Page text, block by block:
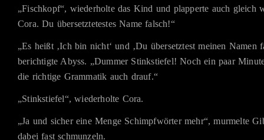
„Fischkopf“, wiederholte das Kind und plapperte auch gleich
Cora. Du übersetztetestes Name falsch!“
„Es heißt ‚Ich bin nicht‘ und ‚Du übersetztest meinen Namen
berichtigte Abyss. „Dummer Stinkstiefel! Noch ein paar
die richtige Grammatik auch drauf.“
„Stinkstiefel“, wiederholte Cora.
„Ja und sicher eine Menge Schimpfwörter mehr“, murmelte
dabei fast schmunzeln.